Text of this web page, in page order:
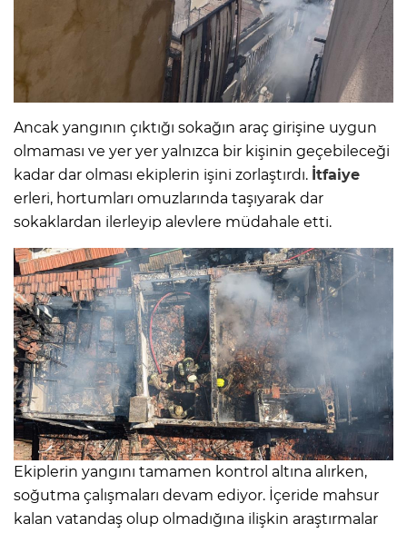
Ancak yangının çıktığı sokağın araç girişine uygun
olmaması ve yer yer yalnızca bir kişinin geçebileceği
kadar dar olması ekiplerin işini zorlaştırdı. İtfaiye
erleri, hortumları omuzlarında taşıyarak dar
sokaklardan ilerleyip alevlere müdahale etti.
Ekiplerin yangını tamamen kontrol altına alırken,
soğutma çalışmaları devam ediyor. İçeride mahsur
kalan vatandaş olup olmadığına ilişkin araştırmalar